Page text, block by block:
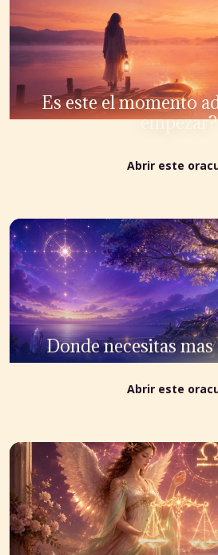
Es este el momento
empezar?
Abrir este
Donde necesitas
Abrir este